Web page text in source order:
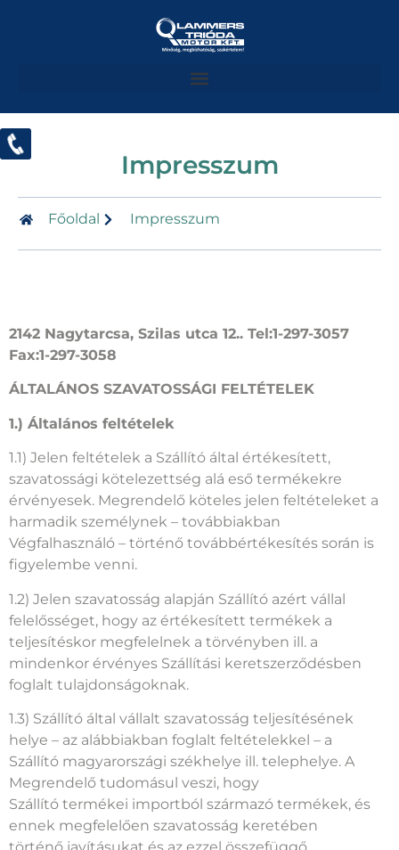
Impresszum
2142 Nagytarcsa, Szilas utca 12.. Tel:1-297-3057
1.1) Jelen feltételek a Szállító által értékesített,
szavatossági kötelezettség alá eső termékekre
érvényesek. Megrendelő köteles jelen feltételeket a
harmadik személynek – továbbiakban
Végfalhasználó – történő továbbértékesítés során is
1.2) Jelen szavatosság alapján Szállító azért vállal
felelősséget, hogy az értékesített termékek a
teljesítéskor megfelelnek a törvényben ill. a
mindenkor érvényes Szállítási keretszerződésben
1.3) Szállító által vállalt szavatosság teljesítésének
helye – az alábbiakban foglalt feltételekkel – a
Szállító magyarországi székhelye ill. telephelye. A
Megrendelő tudomásul veszi, hogy
Szállító termékei importból származó termékek, és
ennek megfelelően szavatosság keretében